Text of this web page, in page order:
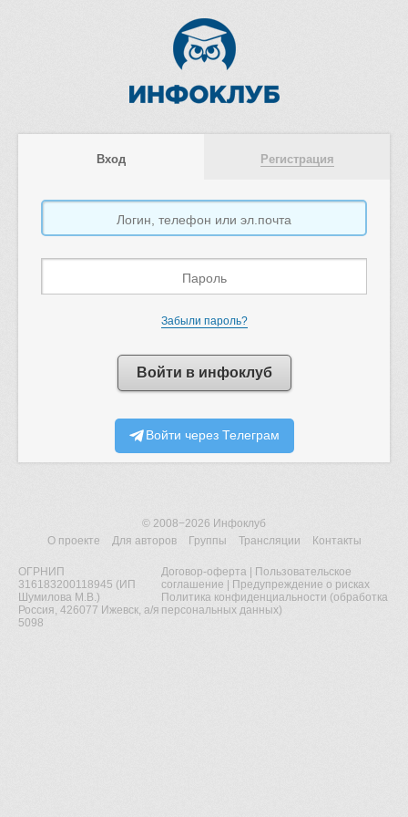
Вход Регистрация
Забыли пароль?
Войти в инфоклуб
Войти через Телеграм
© 2008−2026 Инфоклуб
О проекте
Для авторов Группы Трансляции Контакты
ОГРНИП
316183200118945 (ИП
Шумилова М.В.)
Россия, 426077 Ижевск, а/я
5098
Договор-оферта
Пользовательское
соглашение
Предупреждение о рисках
Политика конфиденциальности (обработка
персональных данных)